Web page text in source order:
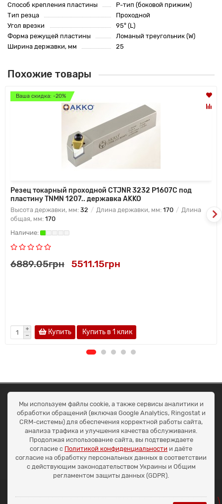
Способ крепления пластины
P-тип (боковой прижим)
Тип резца
Проходной
Угол врезки
95° (L)
Форма режущей пластины
Ломаный треугольник (W)
Ширина державки, мм
25
Похожие товары
Ваша скидка: -20%
Резец токарный проходной CTJNR 3232 P1607C под
пластину TNMN 1207.. державка AKKO
Высота державки, мм: 32 Длина державки, мм: 170
Длина
общая, мм: 170
6889.05грн 5511.15грн
Купить Купить в 1 клик
ОКЕАН ТРЕЙД
Договір публичної оферти
Доставка та оплата
Наші контакти
Умови повернення
+38 (099) 452-20-02
+38 (098) 492-20-02
office@ocean.biz.ua
Мы используем файлы cookie, а также сервисы аналитики и
обработки обращений (включая Google Analytics, Ringostat и
CRM-системы) для обеспечения корректной работы сайта,
анализа трафика и улучшения качества обслуживания.
Продолжая использование сайта, вы подтверждаете
согласие с Политикой конфиденциальности и даёте
согласие на обработку персональных данных в соответствии
с действующим законодательством Украины и Общим
регламентом защиты данных (GDPR).